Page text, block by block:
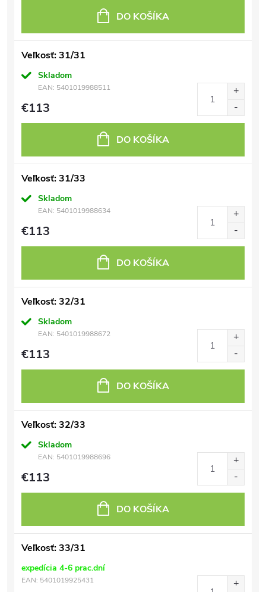
DO KOŠÍKA
Veľkosť: 31/31
Skladom
EAN: 5401019988511
€113
DO KOŠÍKA
Veľkosť: 31/33
Skladom
EAN: 5401019988634
€113
DO KOŠÍKA
Veľkosť: 32/31
Skladom
EAN: 5401019988672
€113
DO KOŠÍKA
Veľkosť: 32/33
Skladom
EAN: 5401019988696
€113
DO KOŠÍKA
Veľkosť: 33/31
expedícia 4-6 prac.dní
EAN: 5401019925431